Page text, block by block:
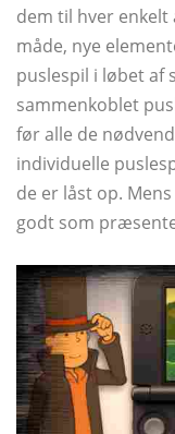
dem til hver
måde, nye
puslespil i løbet af
sammenkoblet
før alle de
individuelle
de er låst op.
godt som